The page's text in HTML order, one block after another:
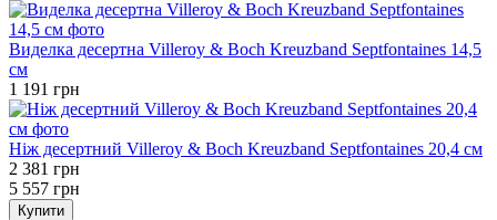
Виделка десертна Villeroy & Boch Kreuzband Septfontaines 14,5
см
1 191 грн
Ніж десертний Villeroy & Boch Kreuzband Septfontaines 20,4 см
2 381 грн
5 557 грн
Купити